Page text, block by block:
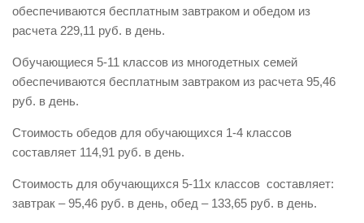
обеспечиваются бесплатным завтраком и обедом из
расчета 229,11 руб. в день.
Обучающиеся 5-11 классов из многодетных семей
обеспечиваются бесплатным завтраком из расчета 95,46
руб. в день.
Стоимость обедов для обучающихся 1-4 классов
составляет 114,91 руб. в день.
Стоимость для обучающихся 5-11х классов составляет:
завтрак – 95,46 руб. в день, обед – 133,65 руб. в день.